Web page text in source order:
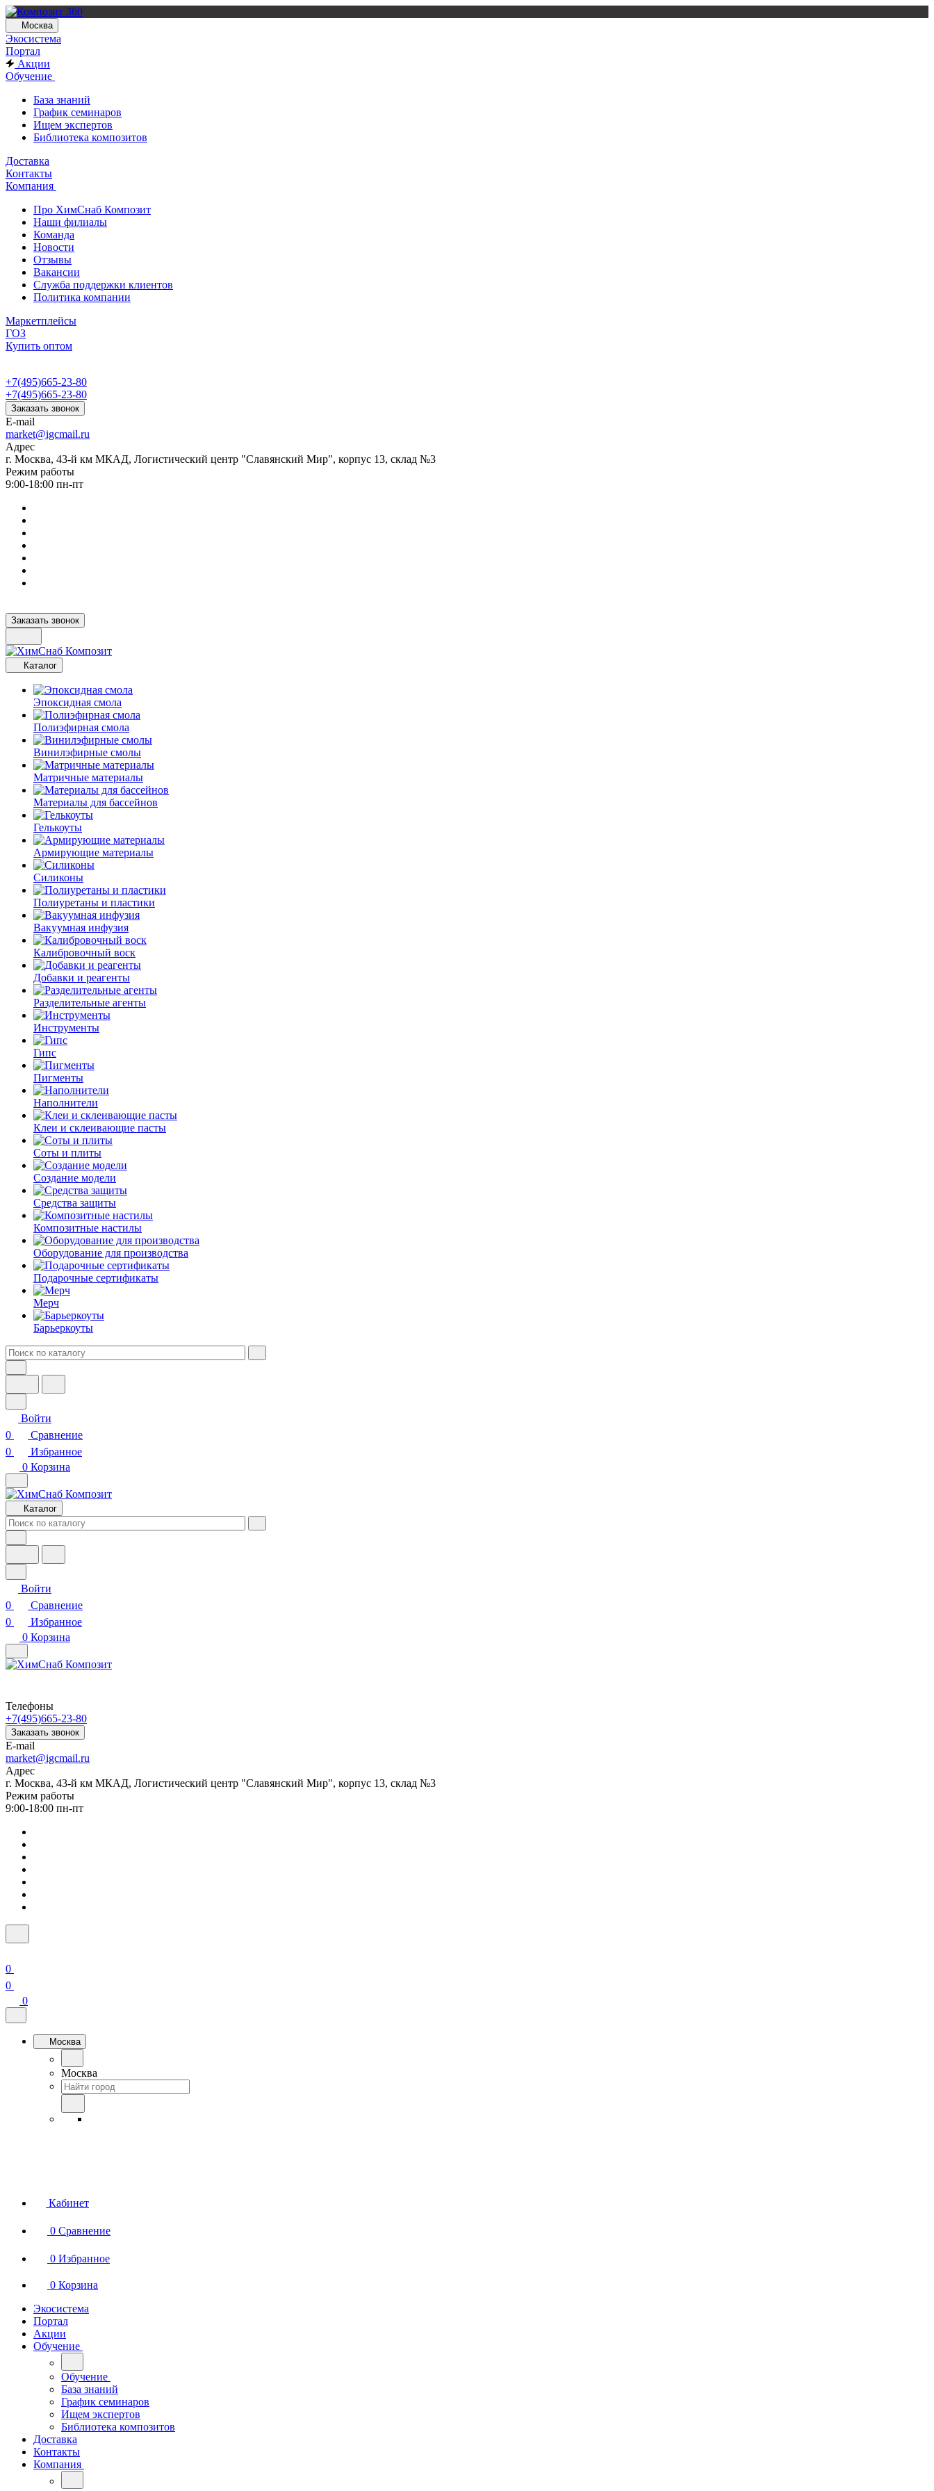
Москва
Экосистема
Портал
Акции
Обучение
База знаний
График семинаров
Ищем экспертов
Библиотека композитов
Доставка
Контакты
Компания
Про ХимСнаб Композит
Наши филиалы
Команда
Новости
Отзывы
Вакансии
Служба поддержки клиентов
Политика компании
Маркетплейсы
ГОЗ
Купить оптом
+7(495)665-23-80
+7(495)665-23-80
Заказать звонок
E-mail
market@igcmail.ru
Адрес
г. Москва, 43-й км МКАД, Логистический центр "Славянский Мир", корпус 13, склад №3
Режим работы
9:00-18:00 пн-пт
Заказать звонок
Каталог
Эпоксидная смола
Полиэфирная смола
Винилэфирные смолы
Матричные материалы
Материалы для бассейнов
Гелькоуты
Армирующие материалы
Силиконы
Полиуретаны и пластики
Вакуумная инфузия
Калибровочный воск
Добавки и реагенты
Разделительные агенты
Инструменты
Гипс
Пигменты
Наполнители
Клеи и склеивающие пасты
Соты и плиты
Создание модели
Средства защиты
Композитные настилы
Оборудование для производства
Подарочные сертификаты
Мерч
Барьеркоуты
Войти
0
Сравнение
0
Избранное
0 Корзина
Каталог
Войти
0
Сравнение
0
Избранное
0 Корзина
Телефоны
+7(495)665-23-80
Заказать звонок
E-mail
market@igcmail.ru
Адрес
г. Москва, 43-й км МКАД, Логистический центр "Славянский Мир", корпус 13, склад №3
Режим работы
9:00-18:00 пн-пт
0
0
0
Москва
Москва
Кабинет
0 Сравнение
0 Избранное
0 Корзина
Экосистема
Портал
Акции
Обучение
Обучение
База знаний
График семинаров
Ищем экспертов
Библиотека композитов
Доставка
Контакты
Компания